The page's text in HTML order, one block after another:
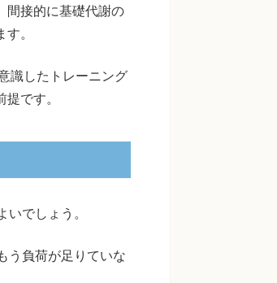
間接的に基礎代謝の
。
識したトレーニング
です。
でしょう。
う負荷が足りていな